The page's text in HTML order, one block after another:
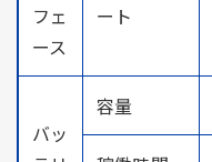
フェ
ース
ート
バッ
容量